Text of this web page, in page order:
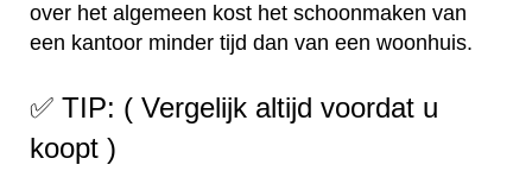
over het algemeen kost het schoonmaken van
een kantoor minder tijd dan van een woonhuis.
✅ TIP: ( Vergelijk altijd voordat u
koopt )